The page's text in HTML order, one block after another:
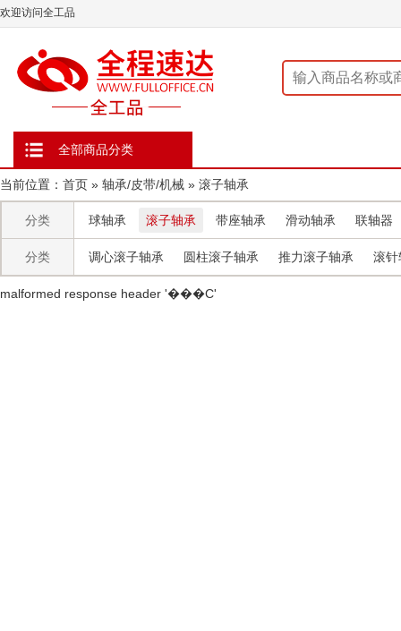
欢迎访问全工品
全部商品分类
当前位置： 首页 » 轴承/皮带/机械 » 滚子轴承
分类 球轴承 滚子轴承 带座轴承 滑动轴承 联轴器
分类 调心滚子轴承 圆柱滚子轴承 推力滚子轴承 滚针
malformed response header ' ���C'